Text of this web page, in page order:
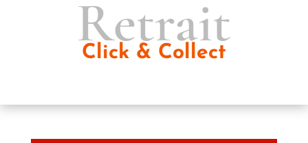
Retrait
Click & Collect